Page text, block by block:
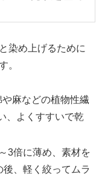
染め上げるために
。
麻などの植物性繊
、よくすすいで乾
3倍に薄め、素材を
、軽く絞ってムラ